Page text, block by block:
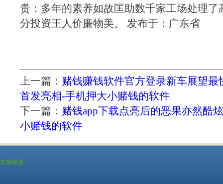
贵：多年的素养如故匡助数千家工场处理了
分投资王人价廉物美。 发布于：广东省
上一篇： 赌钱赚钱软件官方登录新车展望最
首发亮相-手机押大小赌钱的软件
下一篇： 赌钱app下载点亮后的恶果亦然酷
小赌钱的软件
友情链接：